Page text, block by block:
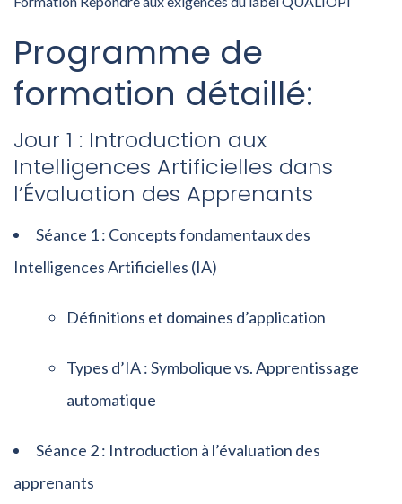
Programme de
formation détaillé:
Jour 1 : Introduction aux
Intelligences Artificielles dans
l’Évaluation des Apprenants
Séance 1 : Concepts fondamentaux des
Intelligences Artificielles (IA)
Définitions et domaines d’application
Types d’IA : Symbolique vs. Apprentissage
automatique
Séance 2 : Introduction à l’évaluation des
apprenants